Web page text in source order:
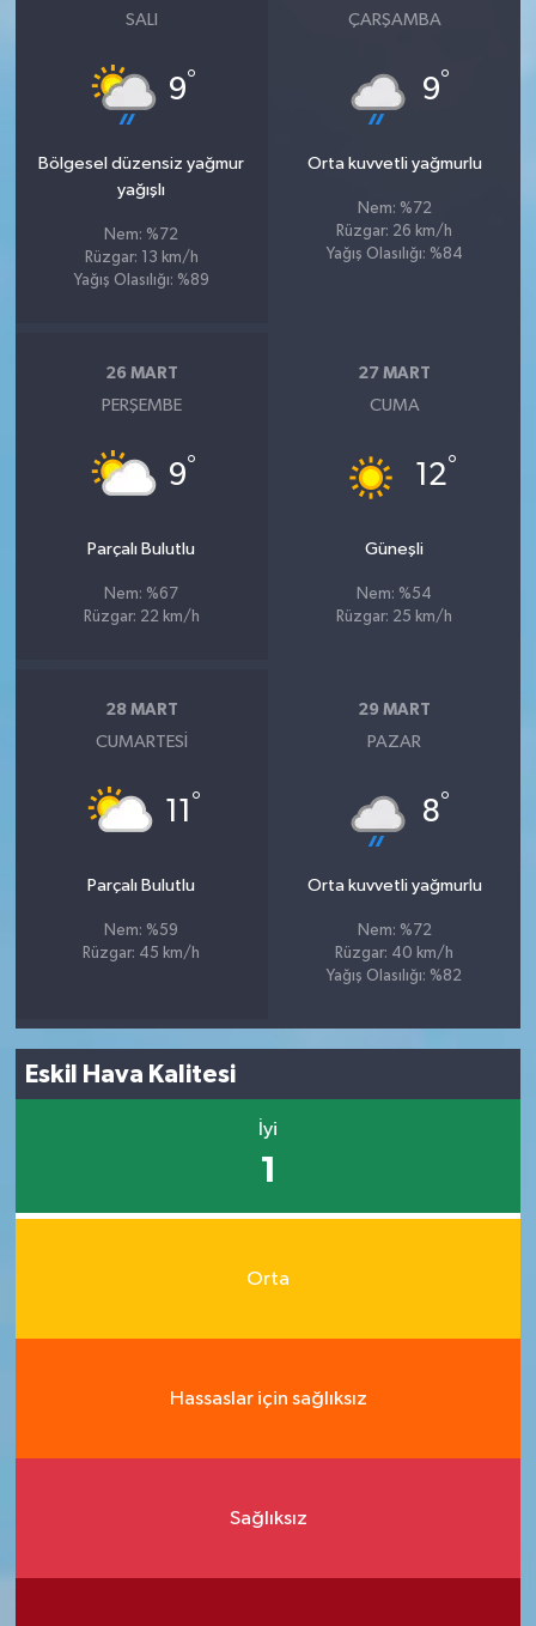
SALI
9°
Bölgesel düzensiz yağmur
yağışlı
Nem: %72
Rüzgar: 13 km/h
Yağış Olasılığı: %89
ÇARŞAMBA
9°
Orta kuvvetli yağmurlu
Nem: %72
Rüzgar: 26 km/h
Yağış Olasılığı: %84
26 MART
PERŞEMBE
9°
Parçalı Bulutlu
Nem: %67
Rüzgar: 22 km/h
27 MART
CUMA
12°
Güneşli
Nem: %54
Rüzgar: 25 km/h
28 MART
CUMARTESI
11 °
Parçalı Bulutlu
Nem: %59
Rüzgar: 45 km/h
29 MART
PAZAR
8°
Orta kuvvetli yağmurlu
Nem: %72
Rüzgar: 40 km/h
Yağış Olasılığı: %82
Eskil Hava Kalitesi
İyi
1
Orta
Hassaslar için sağlıksız
Sağlıksız